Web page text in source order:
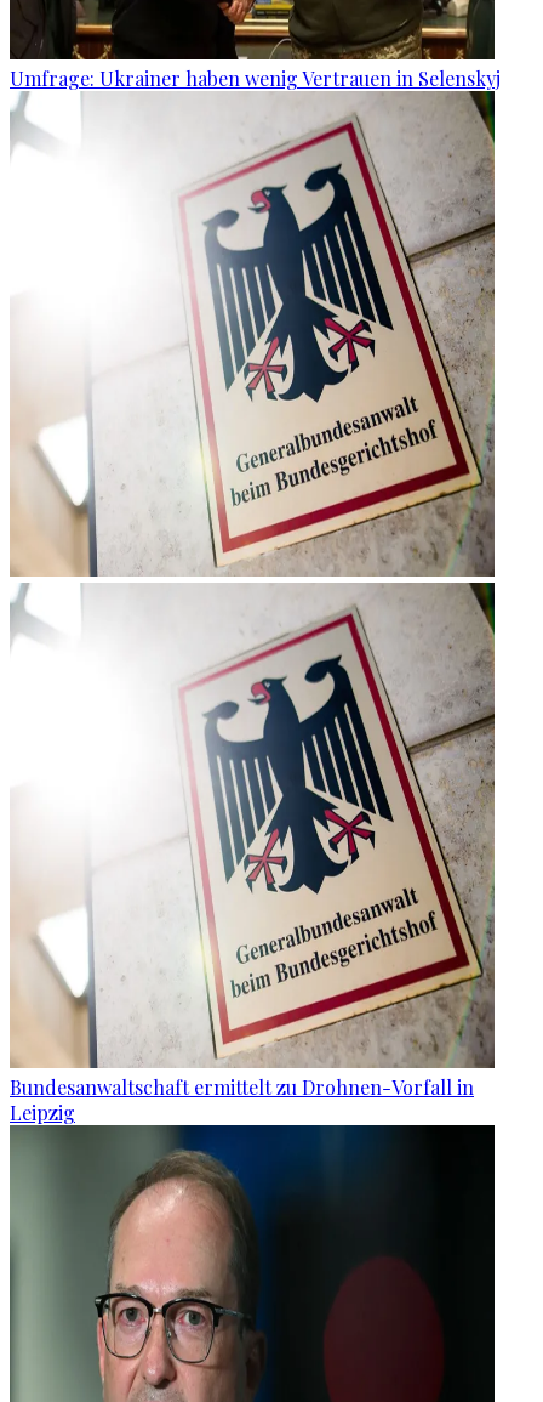
Umfrage: Ukrainer haben wenig Vertrauen in Selenskyj
Bundesanwaltschaft ermittelt zu Drohnen-Vorfall in
Leipzig